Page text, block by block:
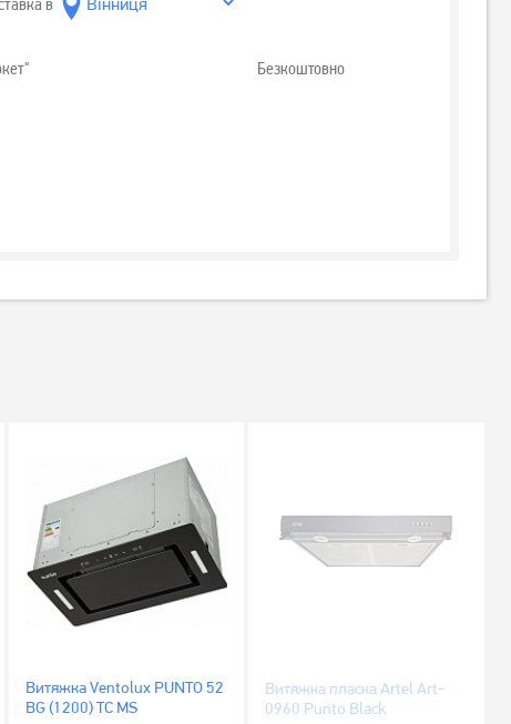
Безкоштовно
Витяжка Ventolux PUNTO 52
BG (1200) TC MS
Витяжка пласка Artel Art-
0960 Punto Black